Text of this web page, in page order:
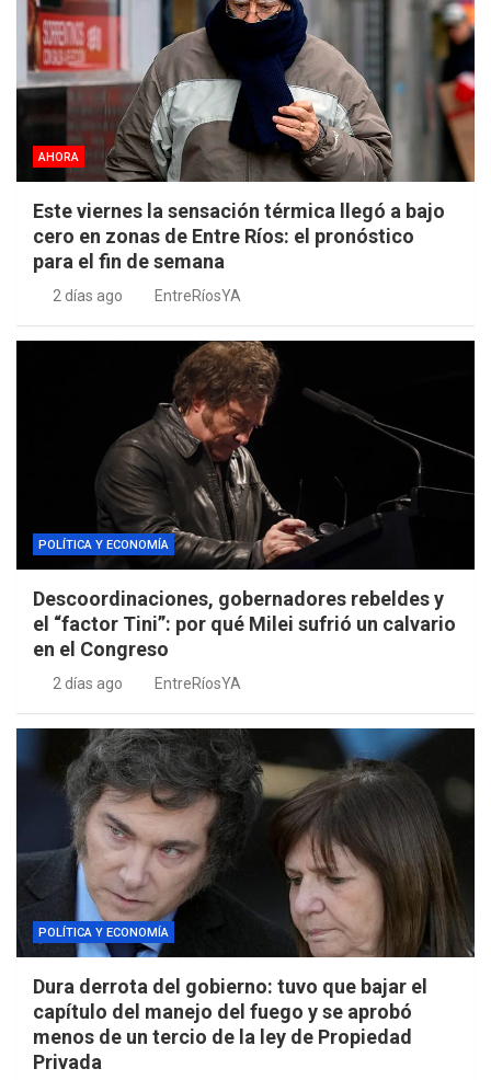
AHORA
Este viernes la sensación térmica llegó a bajo
cero en zonas de Entre Ríos: el pronóstico
para el fin de semana
2 días ago EntreRíosYA
POLÍTICA Y ECONOMÍA
Descoordinaciones, gobernadores rebeldes y
el “factor Tini”: por qué Milei sufrió un calvario
en el Congreso
2 días ago EntreRíosYA
POLÍTICA Y ECONOMÍA
Dura derrota del gobierno: tuvo que bajar el
capítulo del manejo del fuego y se aprobó
menos de un tercio de la ley de Propiedad
Privada